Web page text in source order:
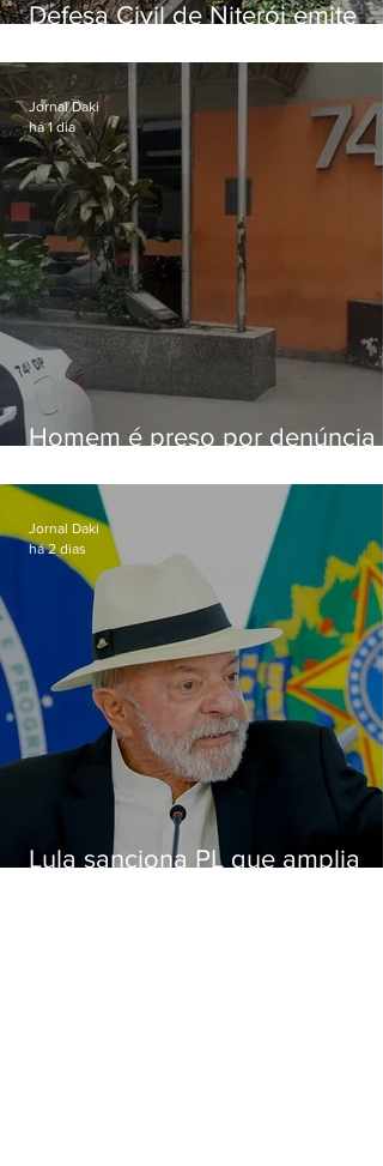
Defesa Civil de Niterói emite
sexta-feira (07)
Homem é preso por denúncia
Alcântara
Jornal Daki
há 1 dia
Lula sanciona PL que amplia
Jornal Daki
há 2 dias